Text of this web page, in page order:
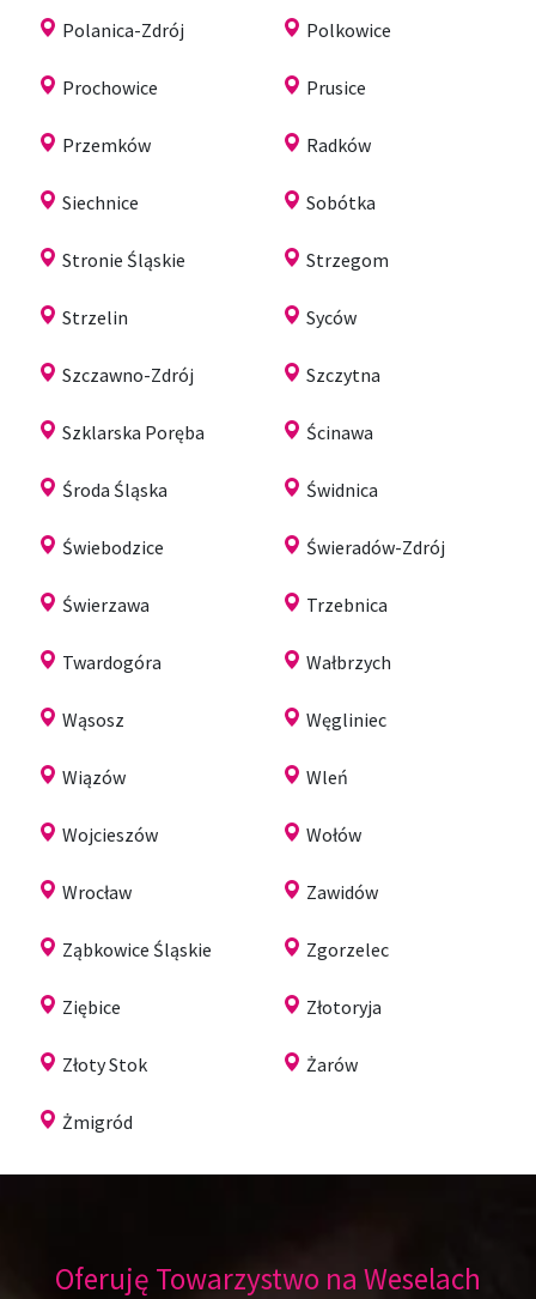
Polanica-Zdrój Polkowice
Prochowice Prusice
Przemków Radków
Siechnice Sobótka
Stronie Śląskie Strzegom
Strzelin Syców
Szczawno-Zdrój Szczytna
Szklarska Poręba Ścinawa
Środa Śląska Świdnica
Świebodzice Świeradów-Zdrój
Świerzawa Trzebnica
Twardogóra Wałbrzych
Wąsosz Węgliniec
Wiązów Wleń
Wojcieszów Wołów
Wrocław Zawidów
Ząbkowice Śląskie Zgorzelec
Ziębice Złotoryja
Złoty Stok Żarów
Żmigród
Oferuję Towarzystwo na Weselach